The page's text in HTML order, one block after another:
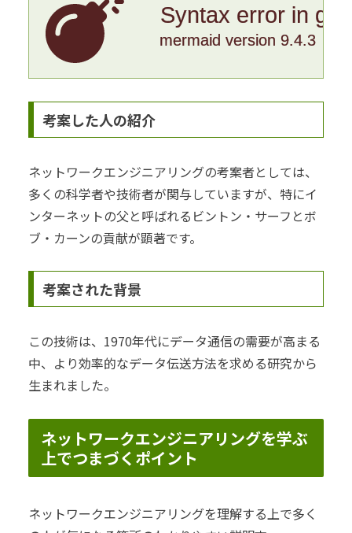
Syntax error in
mermaid version 9.4.3
考案した人の紹介
ネットワークエンジニアリングの考案者としては、
多くの科学者や技術者が関与していますが、特にイ
ンターネットの父と呼ばれるビントン・サーフとボ
ブ・カーンの貢献が顕著です。
考案された背景
この技術は、1970年代にデータ通信の需要が高まる
中、より効率的なデータ伝送方法を求める研究から
生まれました。
ネットワークエンジニアリングを学ぶ
上でつまづくポイント
ネットワークエンジニアリングを理解する上で多く